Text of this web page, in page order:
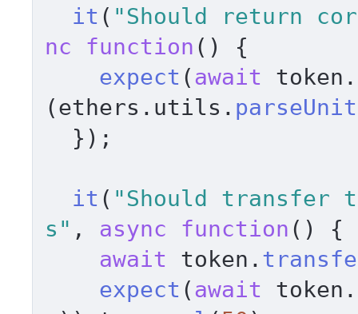
it ( "Should return
nc
function ( ) {
expect (await token.
(ethers. utils .
it ( "Should transfer
s" , async function ( ) {
await token.
expect (await token.